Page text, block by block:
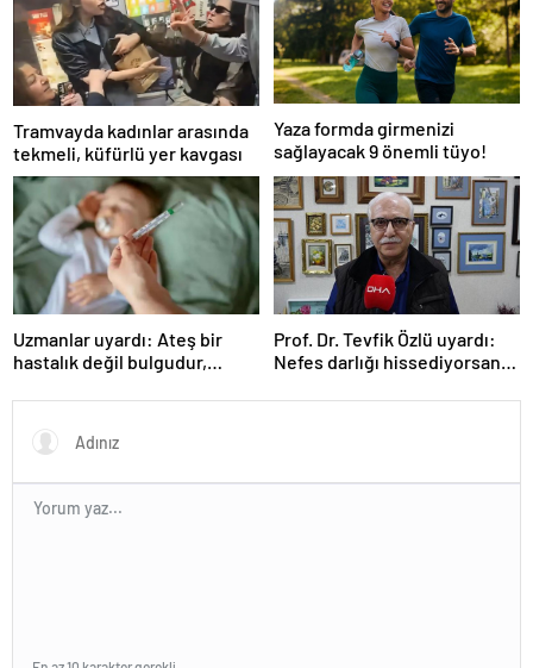
Tramvayda kadınlar arasında
tekmeli, küfürlü yer kavgası
Yaza formda girmenizi
sağlayacak 9 önemli tüyo!
Uzmanlar uyardı: Ateş bir
hastalık değil bulgudur,
mekanizmasıdır
Prof. Dr. Tevfik Özlü uyardı:
Nefes darlığı hissediyorsanız